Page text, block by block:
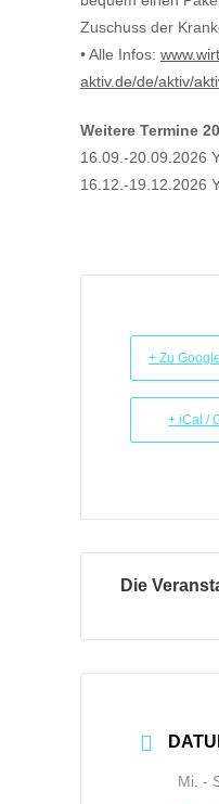
Zuschuss der
• Alle Infos:
aktiv.de/de/aktiv/
Weitere Termine
16.09.-20.09.2026
16.12.-19.12.2026
+ Zu
+ iCal /
Die
Mi. -